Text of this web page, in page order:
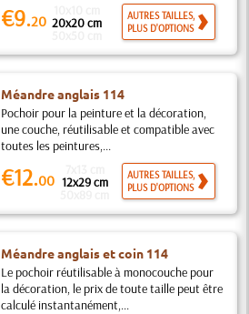
€9.20 20x20 cm
AUTRES TAILLES,
PLUS D'OPTIONS
Méandre anglais 114
Pochoir pour la peinture et la décoration,
une couche, réutilisable et compatible avec
toutes les peintures,...
€12.00 12x29 cm
AUTRES TAILLES,
PLUS D'OPTIONS
Méandre anglais et coin 114
Le pochoir réutilisable à monocouche pour
la décoration, le prix de toute taille peut être
calculé instantanément,...